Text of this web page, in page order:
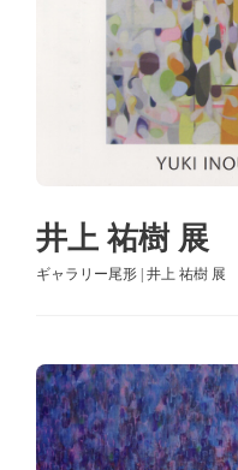
井上 祐樹 展
ギャラリー尾形 | 井上 祐樹 展